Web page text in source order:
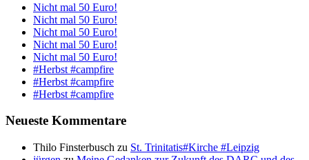
Nicht mal 50 Euro!
Nicht mal 50 Euro!
Nicht mal 50 Euro!
Nicht mal 50 Euro!
Nicht mal 50 Euro!
#Herbst #campfire
#Herbst #campfire
#Herbst #campfire
Neueste Kommentare
Thilo Finsterbusch zu St. Trinitatis#Kirche #Leipzig